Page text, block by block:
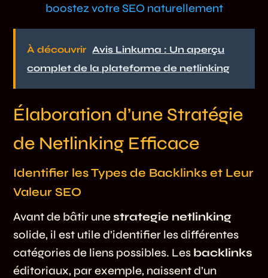
boostez votre SEO naturellement
À découvrir Avis Linkuma : Un aperçu
complet de la plateforme de netlinking
Élaboration d’une Stratégie
de Netlinking Efficace
Identifier les Types de Backlinks et Leur
Valeur SEO
Avant de bâtir unestrategie netlinking
solide, il est utile d’identifier les différentes
catégories de liens possibles. Les backlinks
éditoriaux, par exemple, naissent d’un